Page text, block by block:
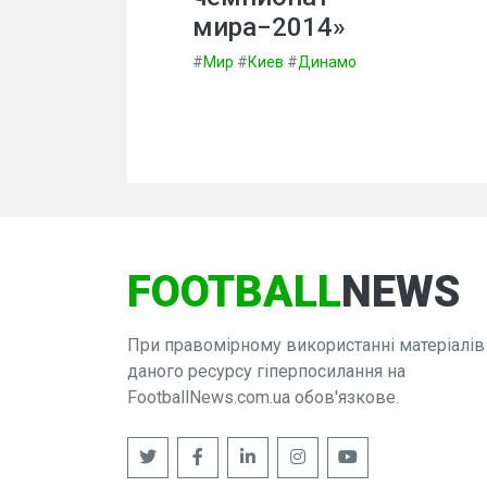
мира−2014»
#Мир #Киев #Динамо
FOOTBALLNEWS
При правомірному використанні
даного ресурсу гіперпосилання на
FootballNews.com.ua обов'язкове.